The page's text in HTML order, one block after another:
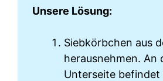
Unsere Lösung:
Siebkörbchen aus
herausnehmen. An
Unterseite befindet